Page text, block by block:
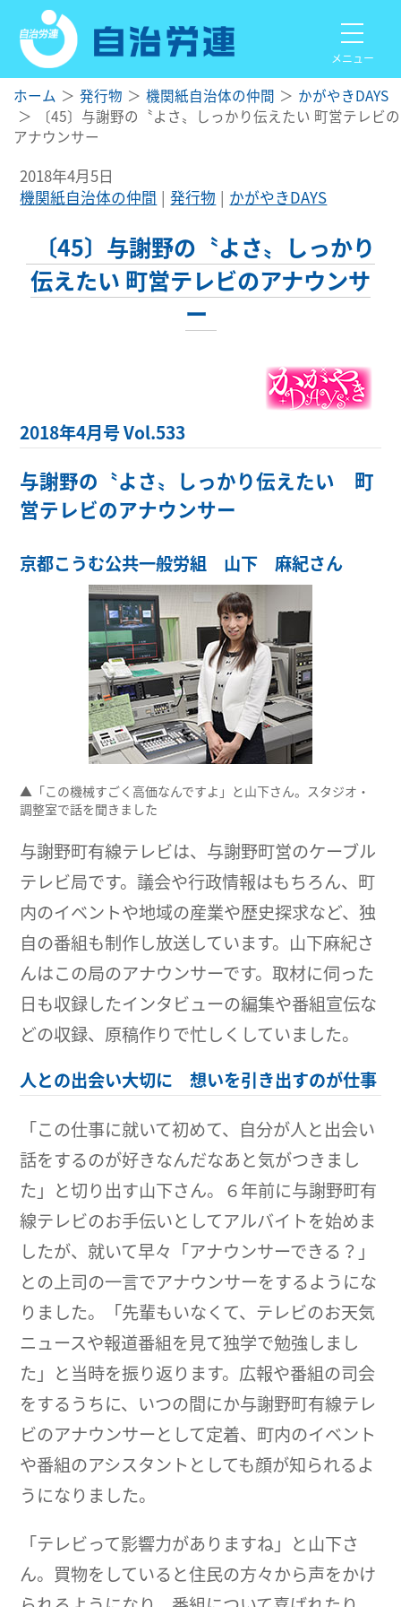
メニュー
ホーム 発行物 機関紙自治体の仲間
かがやきDAYS
〔45〕与謝野の〝よさ〟しっかり伝えたい 町営テレビの
アナウンサー
2018年4月5日
機関紙自治体の仲間
発行物 かがやきDAYS
〔45〕与謝野の〝よさ〟しっかり
伝えたい 町営テレビのアナウンサ
ー
2018年4月号 Vol.533
与謝野の〝よさ〟しっかり伝えたい 町
営テレビのアナウンサー
京都こうむ公共一般労組 山下 麻紀さん
▲「この機械すごく高価なんですよ」と山下さん。スタジオ・
調整室で話を聞きました
与謝野町有線テレビは、与謝野町営のケーブル
テレビ局です。議会や行政情報はもちろん、町
内のイベントや地域の産業や歴史探求など、独
自の番組も制作し放送しています。山下麻紀さ
んはこの局のアナウンサーです。取材に伺った
日も収録したインタビューの編集や番組宣伝な
どの収録、原稿作りで忙しくしていました。
人との出会い大切に 想いを引き出すのが仕事
「この仕事に就いて初めて、自分が人と出会い
話をするのが好きなんだなあと気がつきまし
た」と切り出す山下さん。６年前に与謝野町有
線テレビのお手伝いとしてアルバイトを始めま
したが、就いて早々「アナウンサーできる？」
との上司の一言でアナウンサーをするようにな
りました。「先輩もいなくて、テレビのお天気
ニュースや報道番組を見て独学で勉強しまし
た」と当時を振り返ります。広報や番組の司会
をするうちに、いつの間にか与謝野町有線テレ
ビのアナウンサーとして定着、町内のイベント
や番組のアシスタントとしても顔が知られるよ
うになりました。
「テレビって影響力がありますね」と山下さ
ん。買物をしていると住民の方々から声をかけ